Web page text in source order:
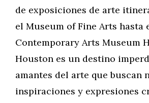
de exposiciones de arte
el Museum of Fine Arts hasta
Contemporary Arts Museum
Houston es un destino
amantes del arte que buscan
inspiraciones y expresiones